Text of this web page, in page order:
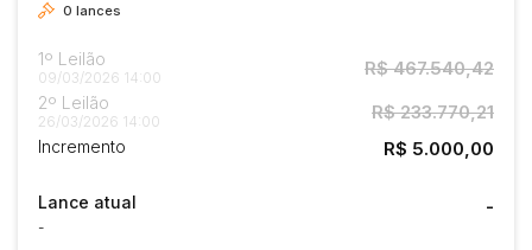
0 lances
1º Leilão
09/03/2026 14:00 R$ 467.540,42
2º Leilão
26/03/2026 14:00 R$ 233.770,21
Incremento R$ 5.000,00
Lance atual
-
-